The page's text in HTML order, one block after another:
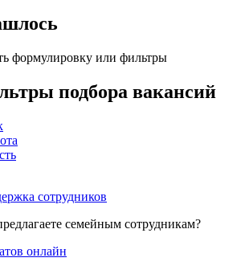
формулировку или фильтры
подбора вакансий
сотрудников
семейным сотрудникам?
онлайн